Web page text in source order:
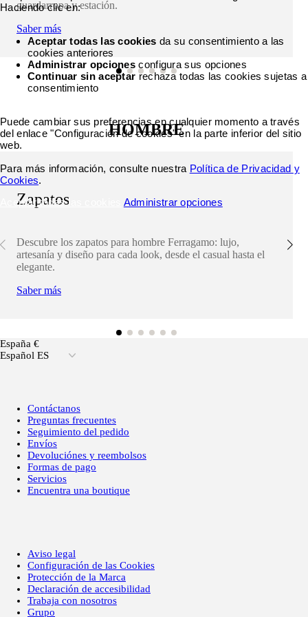
guardarropa y estación.
Saber más
HOMBRE
Zapatos
Descubre los zapatos para hombre Ferragamo: lujo,
artesanía y diseño para cada look, desde el casual hasta el
elegante.
Saber más
España €
Español ES
Contáctanos
Preguntas frecuentes
Seguimiento del pedido
Envíos
Devoluciónes y reembolsos
Formas de pago
Servicios
Encuentra una boutique
Aviso legal
Configuración de las Cookies
Protección de la Marca
Declaración de accesibilidad
Trabaja con nosotros
Grupo
Haciendo clic en:
Aceptar todas las cookies da su consentimiento a las
cookies anteriores
Administrar opciones configura sus opciones
Continuar sin aceptar rechaza todas las cookies sujetas a
consentimiento
Puede cambiar sus preferencias en cualquier momento a través
del enlace "Configuración de cookies" en la parte inferior del sitio
web.
Para más información, consulte nuestra Política de Privacidad y
Cookies.
Aceptar todas las cookies
Administrar opciones